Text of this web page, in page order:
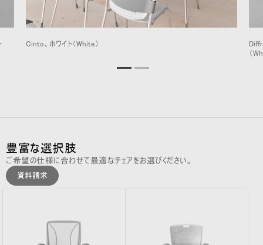
Cinto、ホワイト（White）
（
豊富な選択肢
ご希望の仕様に合わせて最適なチェアをお選びください。
資料請求